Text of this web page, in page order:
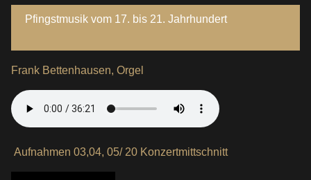
Pfingstmusik vom 17. bis 21. Jahrhundert
Frank Bettenhausen, Orgel
Aufnahmen 03,04, 05/ 20 Konzertmittschnitt